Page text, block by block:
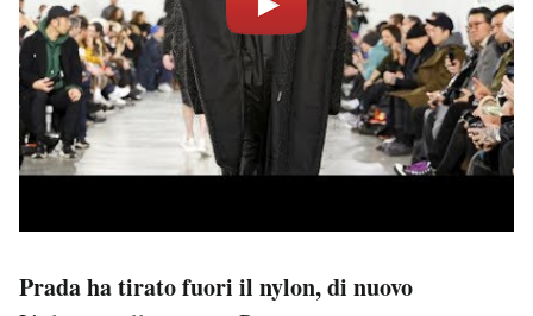
Prada ha tirato fuori il nylon, di nuovo